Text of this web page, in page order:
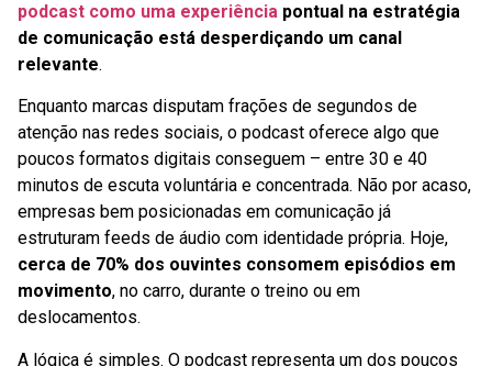
podcast como uma experiência pontual na estratégia
de comunicação está desperdiçando um canal
relevante.
Enquanto marcas disputam frações de segundos de
atenção nas redes sociais, o podcast oferece algo que
poucos formatos digitais conseguem – entre 30 e 40
minutos de escuta voluntária e concentrada. Não por acaso,
empresas bem posicionadas em comunicação já
estruturam feeds de áudio com identidade própria. Hoje,
cerca de 70% dos ouvintes consomem episódios em
movimento, no carro, durante o treino ou em
deslocamentos.
A lógica é simples. O podcast representa um dos poucos